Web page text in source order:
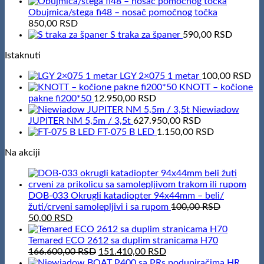
Obujmica/stega fi48 – nosač pomočnog točka
850,00 RSD
S traka za španer 590,00 RSD
Istaknuti
LGY 2×075 1 metar 100,00 RSD
KNOTT – kočione
pakne fi200*50 12.950,00 RSD
Niewiadow
JUPITER NM 5,5m / 3,5t 627.950,00 RSD
FT-075 B LED 1.150,00 RSD
Na akciji
DOB-033 Okrugli katadiopter 94x44mm – beli/
žuti/crveni samolepljivi i sa rupom 100,00RSD
Original
price
was:
100,00 RSD.
50,00 RSDCurrent
price
is:
50,00 RSD.
Temared ECO 2612 sa duplim stranicama H70
166.600,00RSD Original
price
151.410,00 RSDCurrent
price